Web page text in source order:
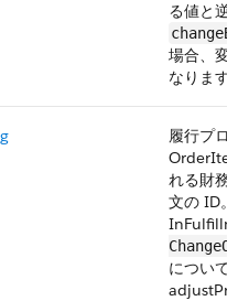
る値と逆
場合、変
なります。
履行プロ
れる財務
文の ID。
について